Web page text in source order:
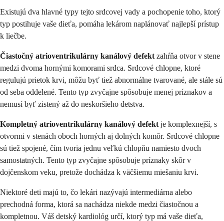
Existujú dva hlavné typy tejto srdcovej vady a pochopenie toho, ktorý
typ postihuje vaše dieťa, pomáha lekárom naplánovať najlepší prístup
k liečbe.
Čiastočný atrioventrikulárny kanálový defekt zahŕňa otvor v stene
medzi dvoma hornými komorami srdca. Srdcové chlopne, ktoré
regulujú prietok krvi, môžu byť tiež abnormálne tvarované, ale stále sú
od seba oddelené. Tento typ zvyčajne spôsobuje menej príznakov a
nemusí byť zistený až do neskoršieho detstva.
Kompletný atrioventrikulárny kanálový defekt je komplexnejší, s
otvormi v stenách oboch horných aj dolných komôr. Srdcové chlopne
sú tiež spojené, čím tvoria jednu veľkú chlopňu namiesto dvoch
samostatných. Tento typ zvyčajne spôsobuje príznaky skôr v
dojčenskom veku, pretože dochádza k väčšiemu miešaniu krvi.
Niektoré deti majú to, čo lekári nazývajú intermediárna alebo
prechodná forma, ktorá sa nachádza niekde medzi čiastočnou a
kompletnou. Váš detský kardiológ určí, ktorý typ má vaše dieťa,